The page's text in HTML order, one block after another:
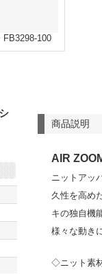
100
商品説明
AIR
ニットアッ
久性を高め
キの独自機
様々な動き
◇ニット素